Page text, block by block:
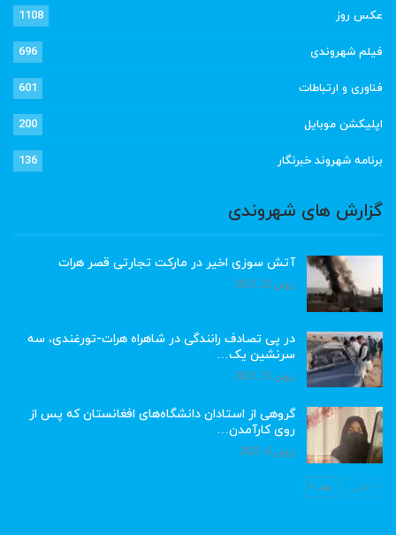
عکس روز 1108
فیلم شهروندی 696
فناوری و ارتباطات 601
اپلیکشن موبایل 200
برنامه شهروند خبرنگار 136
گزارش های شهروندی
آتش سوزی اخیر در مارکت تجارتی قصر هرات
ژوئن 22, 2023
در پی تصادف رانندگی در شاهراه هرات-تورغندی، سه
سرنشین یک…
ژوئن 15, 2023
گروهی از استادان دانشگاه‌های افغانستان که پس از
روی کارآمدن…
ژوئن 6, 2023
قبلی بعد